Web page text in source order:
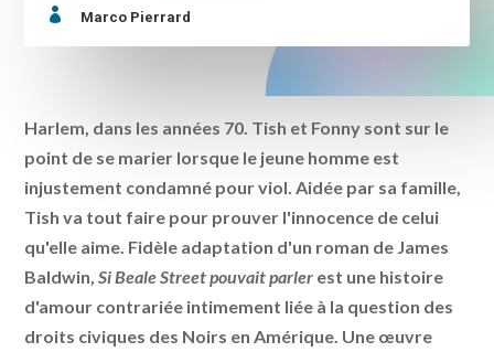
 Marco Pierrard
Harlem, dans les années 70. Tish et Fonny sont sur le
point de se marier lorsque le jeune homme est
injustement condamné pour viol. Aidée par sa famille,
Tish va tout faire pour prouver l'innocence de celui
qu'elle aime. Fidèle adaptation d'un roman de James
Baldwin,Si Beale Street pouvait parler est une histoire
d'amour contrariée intimement liée à la question des
droits civiques des Noirs en Amérique. Une œuvre